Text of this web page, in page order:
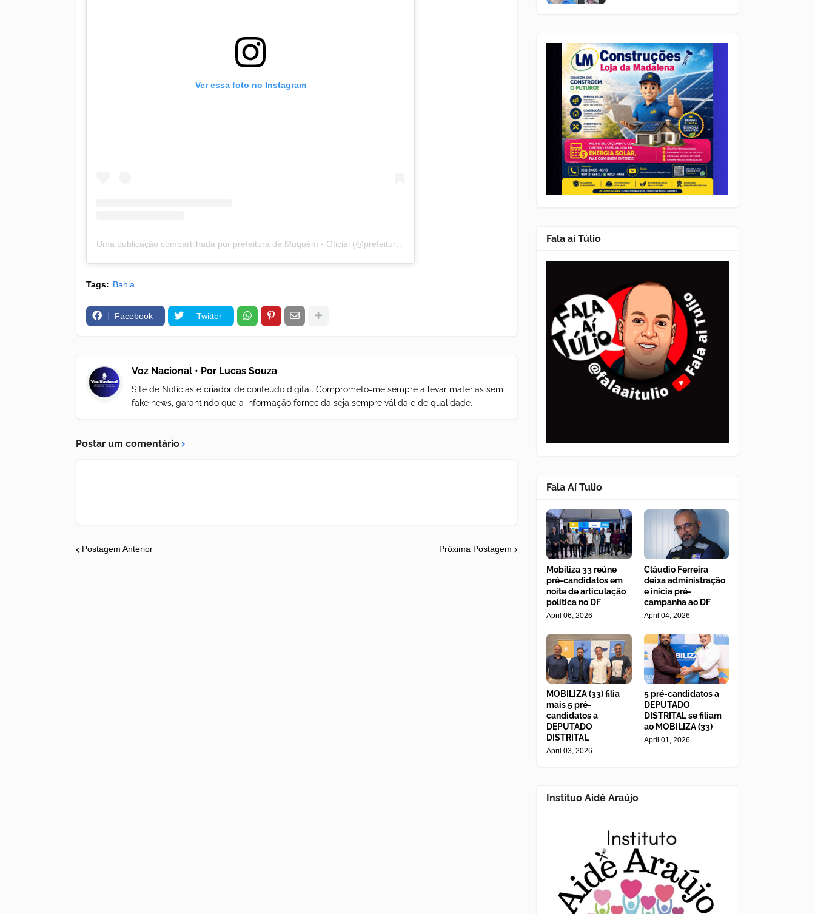
Ver essa foto no Instagram
Tags: Bahia
Facebook Twitter
Voz Nacional • Por Lucas Souza
Site de Notícias e criador de conteúdo digital. Comprometo-me sempre a levar matérias sem
fake news, garantindo que a informação fornecida seja sempre válida e de qualidade.
Postar um comentário
Postagem Anterior Próxima Postagem
Fala aí Túlio
Fala Aí Tulio
Mobiliza 33 reúne
pré-candidatos em
noite de articulação
política no DF
April 06, 2026
Cláudio Ferreira
deixa administração
e inicia pré-
campanha ao DF
April 04, 2026
MOBILIZA (33) filia
mais 5 pré-
candidatos a
DEPUTADO
DISTRITAL
April 03, 2026
5 pré-candidatos a
DEPUTADO
DISTRITAL se filiam
ao MOBILIZA (33)
April 01, 2026
Instituo Aidê Araújo